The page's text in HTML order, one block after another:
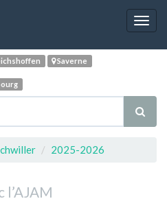
Saverne
2025-2026
l’AJAM